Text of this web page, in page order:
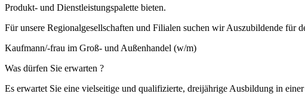
Produkt- und Dienstleistungspalette bieten.
Für unsere Regionalgesellschaften und Filialen suchen wir Auszubildende für
Kaufmann/-frau im Groß- und Außenhandel (w/m)
Was dürfen Sie erwarten ?
Es erwartet Sie eine vielseitige und qualifizierte, dreijährige Ausbildung in